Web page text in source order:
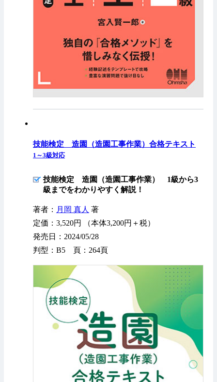
技能検定 造園（造園工事作業）合格テキスト
1～3級対応
技能検定 造園（造園工事作業） 1級から3
級までをわかりやすく解説！
著者： 月岡 真人 著
定価：3,520円 （本体3,200円＋税）
発売日：2024/05/28
判型：B5 頁：264頁